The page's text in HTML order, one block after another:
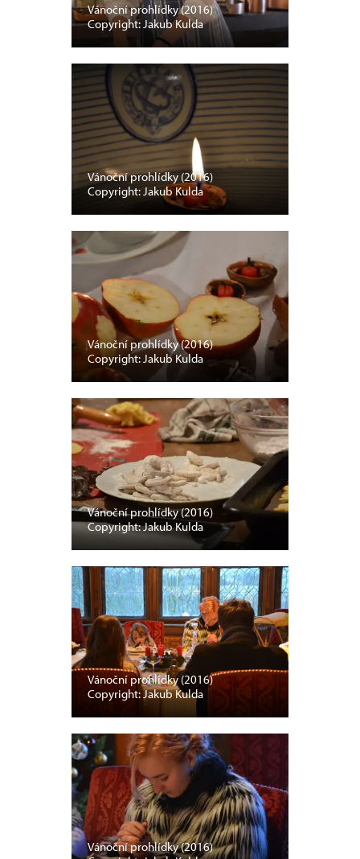
Vánoční prohlídky (2016)
Copyright: Jakub Kulda
Vánoční prohlídky (2016)
Copyright: Jakub Kulda
Vánoční prohlídky (2016)
Copyright: Jakub Kulda
Vánoční prohlídky (2016)
Copyright: Jakub Kulda
Vánoční prohlídky (2016)
Copyright: Jakub Kulda
Vánoční prohlídky (2016)